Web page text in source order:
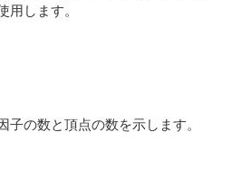
します。
子の数と頂点の数を示します。